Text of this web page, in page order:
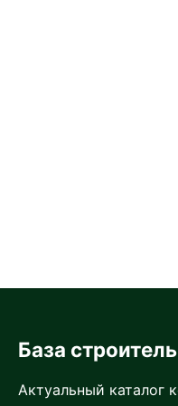
База
Актуальный каталог